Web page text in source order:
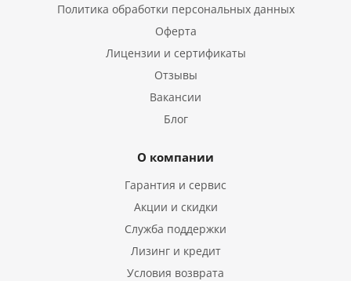
Политика обработки персональных данных
Оферта
Лицензии и сертификаты
Отзывы
Вакансии
Блог
О компании
Гарантия и сервис
Акции и скидки
Служба поддержки
Лизинг и кредит
Условия возврата